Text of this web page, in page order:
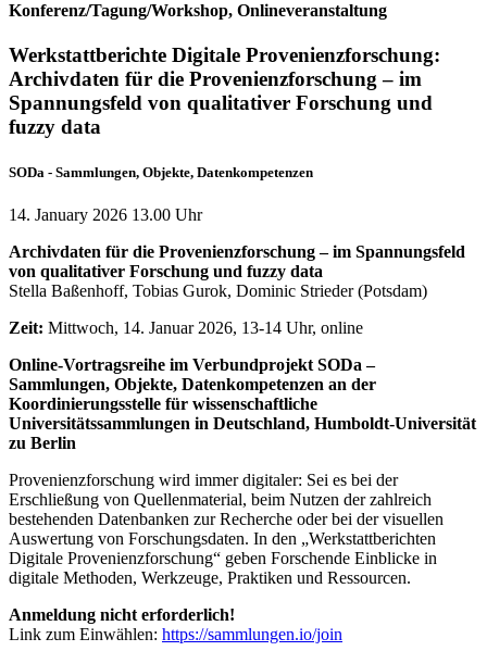
Konferenz/Tagung/Workshop, Onlineveranstaltung
Werkstattberichte Digitale Provenienzforschung:
Archivdaten für die Provenienzforschung – im
Spannungsfeld von qualitativer Forschung und
fuzzy data
SODa - Sammlungen, Objekte, Datenkompetenzen
14. January 2026 13.00 Uhr
Archivdaten für die Provenienzforschung – im Spannungsfeld
von qualitativer Forschung und fuzzy data
Stella Baßenhoff, Tobias Gurok, Dominic Strieder (Potsdam)
Zeit: Mittwoch, 14. Januar 2026, 13-14 Uhr, online
Online-Vortragsreihe im Verbundprojekt SODa –
Sammlungen, Objekte, Datenkompetenzen an der
Koordinierungsstelle für wissenschaftliche
Universitätssammlungen in Deutschland, Humboldt-Universität
zu Berlin
Provenienzforschung wird immer digitaler: Sei es bei der
Erschließung von Quellenmaterial, beim Nutzen der zahlreich
bestehenden Datenbanken zur Recherche oder bei der visuellen
Auswertung von Forschungsdaten. In den „Werkstattberichten
Digitale Provenienzforschung“ geben Forschende Einblicke in
digitale Methoden, Werkzeuge, Praktiken und Ressourcen.
Anmeldung nicht erforderlich!
Link zum Einwählen: https://sammlungen.io/join